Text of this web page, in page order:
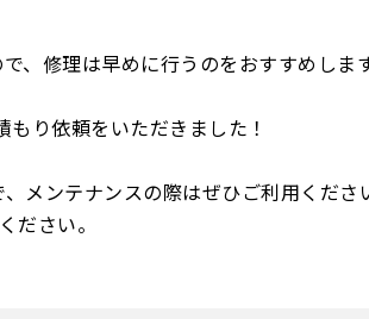
、修理は早めに行うのをおすすめします
り依頼をいただきました！
メンテナンスの際はぜひご利用くださ
ださい。